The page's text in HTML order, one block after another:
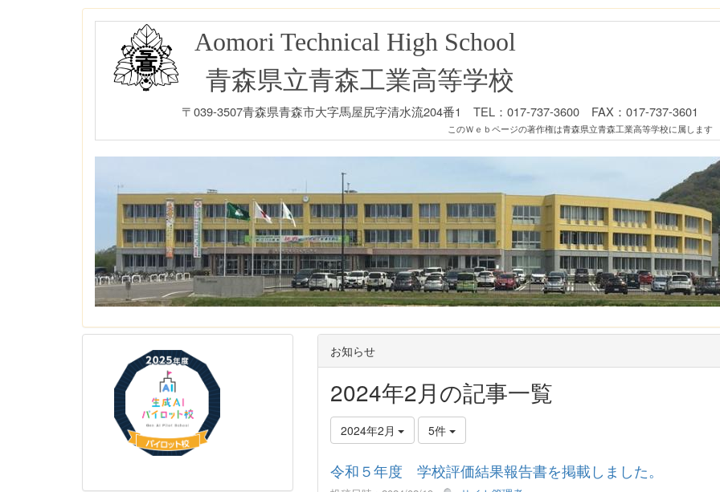
Aomori Technical High School
青森県立青森工業高等学校
〒039-3507青森県青森市大字馬屋尻字清水流204番1 TEL：017-737-3600 FAX：017-737-3601
このＷｅｂページの著作権は青森県立青森工業高等学校に属します
お知らせ
2024年2月の記事一覧
2024年2月 5件
令和５年度 学校評価結果報告書を掲載しました。